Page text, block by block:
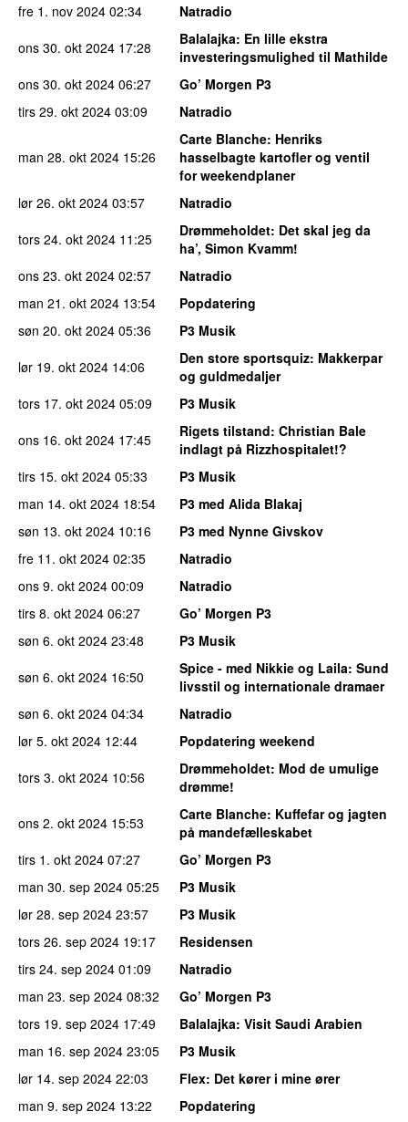
fre 1. nov 2024 02:34
Natradio
ons 30. okt 2024 17:28 Balalajka: En lille ekstra
investeringsmulighed til Mathilde
ons 30. okt 2024 06:27
Go’ Morgen P3
tirs 29. okt 2024 03:09 Natradio
man 28. okt 2024 15:26
Carte Blanche: Henriks
hasselbagte kartofler og ventil
for weekendplaner
lør 26. okt 2024 03:57
Natradio
tors 24. okt 2024 11:25 Drømmeholdet: Det skal jeg da
ha’, Simon Kvamm!
ons 23. okt 2024 02:57
Natradio
man 21. okt 2024 13:54
Popdatering
søn 20. okt 2024 05:36
P3 Musik
lør 19. okt 2024 14:06 Den store sportsquiz: Makkerpar
og guldmedaljer
tors 17. okt 2024 05:09
P3 Musik
ons 16. okt 2024 17:45 Rigets tilstand: Christian Bale
indlagt på Rizzhospitalet!?
tirs 15. okt 2024 05:33
P3 Musik
man 14. okt 2024 18:54
P3 med Alida Blakaj
søn 13. okt 2024 10:16
P3 med Nynne Givskov
fre 11. okt 2024 02:35
Natradio
ons 9. okt 2024 00:09
Natradio
tirs 8. okt 2024 06:27
Go’ Morgen P3
søn 6. okt 2024 23:48
P3 Musik
søn 6. okt 2024 16:50 Spice - med Nikkie og Laila: Sund
livsstil og internationale dramaer
søn 6. okt 2024 04:34
Natradio
lør 5. okt 2024 12:44
Popdatering weekend
tors 3. okt 2024 10:56 Drømmeholdet: Mod de umulige
drømme!
ons 2. okt 2024 15:53 Carte Blanche: Kuffefar og jagten
på mandefælleskabet
tirs 1. okt 2024 07:27
Go’ Morgen P3
man 30. sep 2024 05:25
P3 Musik
lør 28. sep 2024 23:57
P3 Musik
tors 26. sep 2024 19:17
Residensen
tirs 24. sep 2024 01:09
Natradio
man 23. sep 2024 08:32
Go’ Morgen P3
tors 19. sep 2024 17:49 Balalajka: Visit Saudi Arabien
man 16. sep 2024 23:05
P3 Musik
lør 14. sep 2024 22:03 Flex: Det kører i mine ører
man 9. sep 2024 13:22
Popdatering